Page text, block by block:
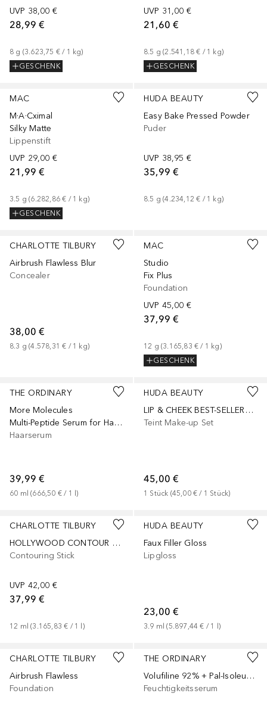
UVP 38,00 €
28,99 €
8 g (3.623,75 € / 1 kg)
GESCHENK
UVP 31,00 €
21,60 €
8.5 g (2.541,18 € / 1 kg)
GESCHENK
MAC
M·A·Cximal
Silky Matte
Lippenstift
UVP 29,00 €
21,99 €
3.5 g (6.282,86 € / 1 kg)
GESCHENK
+38
HUDA BEAUTY
Easy Bake Pressed Powder
Puder
UVP 38,95 €
35,99 €
8.5 g (4.234,12 € / 1 kg)
+5
CHARLOTTE TILBURY
Airbrush Flawless Blur
Concealer
38,00 €
8.3 g (4.578,31 € / 1 kg)
+31
MAC
Studio
Fix Plus
Foundation
UVP 45,00 €
37,99 €
12 g (3.165,83 € / 1 kg)
GESCHENK
THE ORDINARY
More Molecules
Multi-Peptide Serum for Hair Density
Haarserum
39,99 €
60 ml (666,50 € / 1 l)
HUDA BEAUTY
LIP & CHEEK BEST-SELLERS BRONZE NUDES SET
Teint Make-up Set
45,00 €
1 Stück (45,00 € / 1 Stück)
CHARLOTTE TILBURY
HOLLYWOOD CONTOUR LIGHT WAND
Contouring Stick
UVP 42,00 €
37,99 €
12 ml (3.165,83 € / 1 )
+5
HUDA BEAUTY
Faux Filler Gloss
Lipgloss
23,00 €
3.9 ml (5.897,44 € / 1 )
+10
CHARLOTTE TILBURY
Airbrush Flawless
Foundation
+41
THE ORDINARY
Volufiline 92% + Pal-Isoleucine 1%
Feuchtigkeitsserum